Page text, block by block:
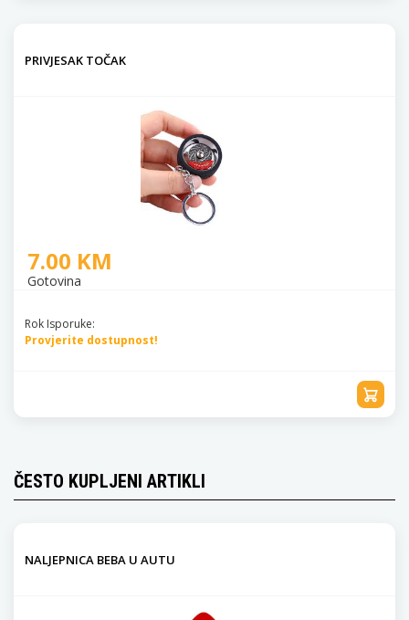
PRIVJESAK TOČAK
7.00 KM
Gotovina
Rok Isporuke:
Provjerite dostupnost!
ČESTO KUPLJENI ARTIKLI
NALJEPNICA BEBA U AUTU